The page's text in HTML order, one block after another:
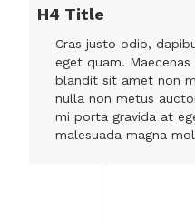
H4 Title
Cras justo odio,
eget quam.
blandit sit amet non
nulla non metus
mi porta gravida at
malesuada magna